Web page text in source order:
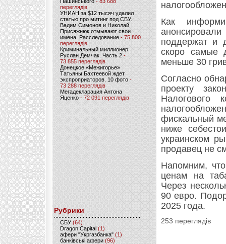
переглядів
УНИАН за $12 тысяч удалил
статью про митинг под СБУ.
Вадим Симонов и Николай
Присяжнюк отмывают свои
имена. Расследование - 75 800
переглядів
Криминальный миллионер
Руслан Демчак. Часть 2-
73 855 переглядів
Донецкое «Межигорье»
Татьяны Бахтеевой ждет
экспроприаторов. 10 фото -
73 288 переглядів
Мегадекларация Антона
Яценко - 72 091 переглядів
Рубрики
CБУ (64)
Dragon Capital (1)
афери "Укргазбанка" (1)
банківські афери (96)
Как
поддержат и
скоро самые
меньше 30
Согласно
проекту
Налогового
фискальный
ниже
украинском
продавец не
Напомним,
ценам на
Через
90 евро.
2025 года.
253 переглядів